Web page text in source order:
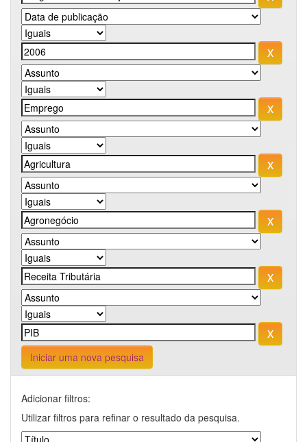
Iniciar uma nova pesquisa
Adicionar filtros:
Utilizar filtros para refinar o resultado da pesquisa.